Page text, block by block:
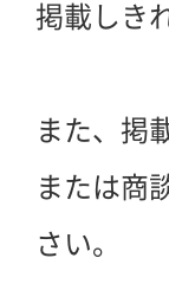
掲載しき
また、掲
または商
さい。